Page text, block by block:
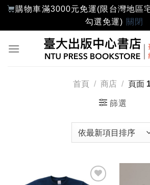
購物車滿3000元免運(限台灣地區
勾選免運) 關閉
首頁 / 商店 / 頁面
篩選